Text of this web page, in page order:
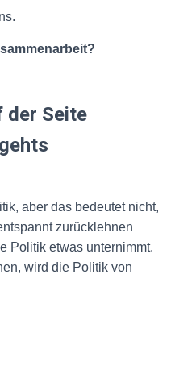
der Seite
aber das bedeutet nicht,
zurücklehnen
Politik etwas unternimmt.
wird die Politik von